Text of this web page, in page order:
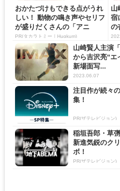
おかたづけもできる点がうれ
しい！ 動物の鳴き声やセリフ
が盛りだくさんの「アニ
ア ...
PR(タカラトミー｜Hugkum)
山
宿
の
お
山崎賢人主演
から吉沢亮“エ
新場面写...
2023.06.07
注目作が続々
集！
PR(ザテレビジョン)
稲垣吾郎・草
新進気鋭のク
ボ！
PR(ザテレビジョン)